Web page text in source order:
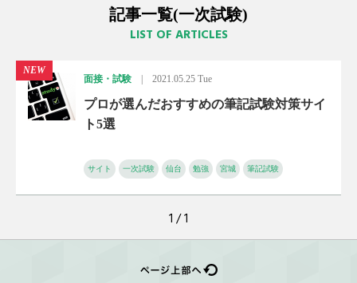
記事一覧(一次試験)
LIST OF ARTICLES
NEW
面接・試験 2021.05.25 Tue
プロが選んだおすすめの筆記試験対策サイ
ト5選
サイト 一次試験 仙台 勉強 宮城 筆記試験
1 / 1